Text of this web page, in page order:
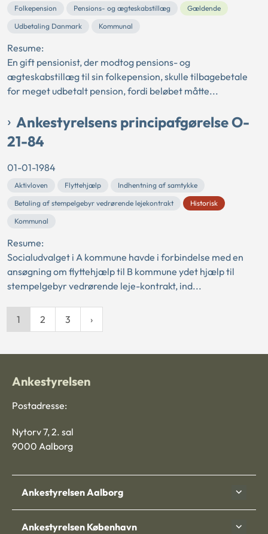
Folkepension
Pensions- og ægteskabstillæg
Gældende
Udbetaling Danmark
Kommunal
Resume:
En gift pensionist, der modtog pensions- og
ægteskabstillæg til sin folkepension, skulle tilbagebetale
for meget udbetalt pension, fordi beløbet måtte...
Ankestyrelsens principafgørelse O-
21-84
01-01-1984
Aktivloven Flyttehjælp
Indhentning af samtykke
Betaling af stempelgebyr vedrørende lejekontrakt
Historisk
Kommunal
Resume:
Socialudvalget i A kommune havde i forbindelse med en
ansøgning om flyttehjælp til B kommune ydet hjælp til
stempelgebyr vedrørende leje-kontrakt, ind...
1 2 3
Ankestyrelsen
Postadresse:
Nytorv 7, 2. sal
9000 Aalborg
Ankestyrelsen Aalborg
Ankestyrelsen København